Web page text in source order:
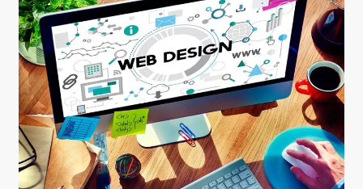
Langkah
Mudah
Membuat
Website
dengan
WordPress
di
HP